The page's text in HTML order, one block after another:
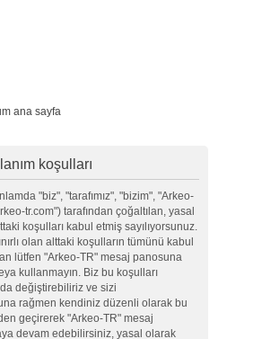
ana sayfa
koşulları
"biz", "tarafımız", "bizim", "Arkeo-
tr.com") tarafından çoğaltılan, yasal
koşulları kabul etmiş sayılıyorsunuz.
olan alttaki koşulların tümünü kabul
lütfen "Arkeo-TR" mesaj panosuna
kullanmayın. Biz bu koşulları
değiştirebiliriz ve sizi
rağmen kendiniz düzenli olarak bu
geçirerek "Arkeo-TR" mesaj
devam edebilirsiniz, yasal olarak